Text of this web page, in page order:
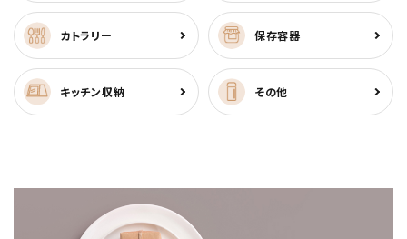
カトラリー 保存容器
キッチン収納 その他